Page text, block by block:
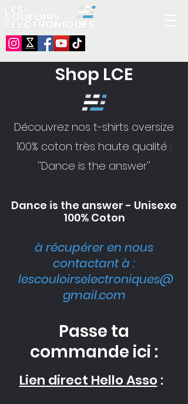
Shop LCE
Découvrez nos t-shirts oversize
100% coton très haute qualité :
''Dance is the answer''
Dance is the answer - Unisexe
100% Coton
à récupérer en nous
contactant à :
lescouloirselectroniques@
gmail.com
Passe ta
commande ici :
Lien direct Hello Asso :